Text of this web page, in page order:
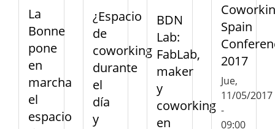
La
Bonne
pone
en
marcha
el
espacio
¿Espacio
de
coworking
durante
el
día
y
BDN
Lab:
FabLab,
maker
y
coworking
en
Spain
2017
Jue,
11/05/2017
-
09:00